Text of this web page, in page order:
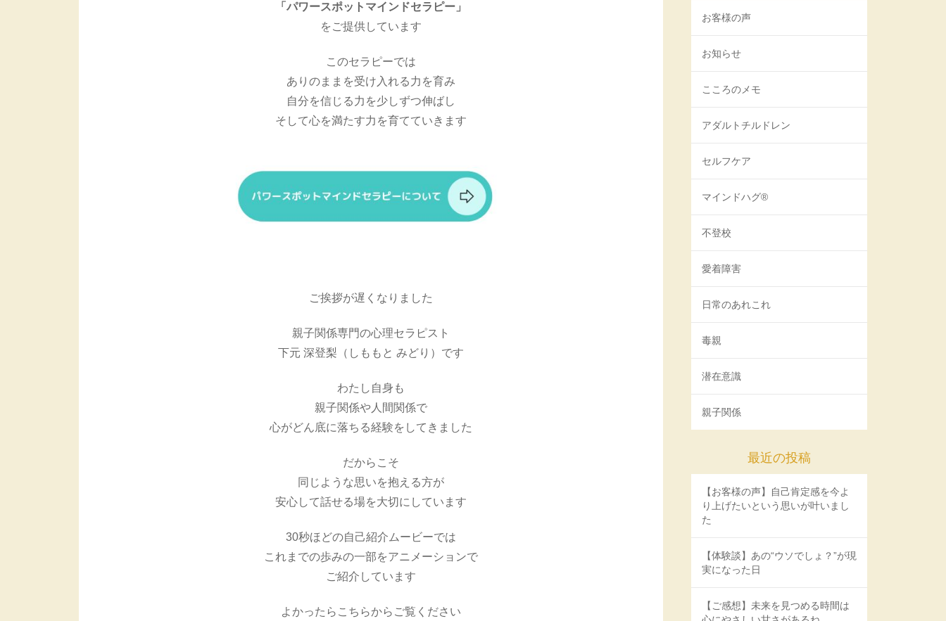
「パワースポットマインドセラピー」
をご提供しています
このセラピーでは
ありのままを受け入れる力を育み
自分を信じる力を少しずつ伸ばし
そして心を満たす力を育てていきます
ご挨拶が遅くなりました
親子関係専門の心理セラピスト
下元 深登梨（しももと みどり）です
わたし自身も
親子関係や人間関係で
心がどん底に落ちる経験をしてきました
だからこそ
同じような思いを抱える方が
安心して話せる場を大切にしています
30秒ほどの自己紹介ムービーでは
これまでの歩みの一部をアニメーションで
ご紹介しています
よかったらこちらからご覧ください
お客様の声
お知らせ
こころのメモ
アダルトチルドレン
セルフケア
マインドハグ®
不登校
愛着障害
日常のあれこれ
毒親
潜在意識
親子関係
最近の投稿
【お客様の声】自己肯定感を今よ
り上げたいという思いが叶いまし
た
【体験談】あの“ウソでしょ？”が現
実になった日
【ご感想】未来を見つめる時間は